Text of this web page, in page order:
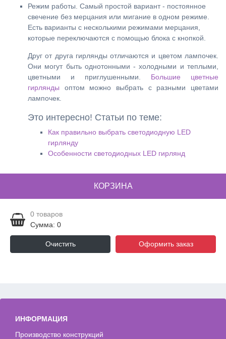
Режим работы. Самый простой вариант - постоянное
свечение без мерцания или мигание в одном режиме.
Есть варианты с несколькими режимами мерцания,
которые переключаются с помощью блока с кнопкой.
Друг от друга гирлянды отличаются и цветом лампочек.
Они могут быть однотонными - холодными и теплыми,
цветными и приглушенными. Большие цветные
гирлянды оптом можно выбрать с разными цветами
лампочек.
Это интересно! Статьи по теме:
Как правильно выбрать светодиодную LED
гирлянду
Особенности светодиодных LED гирлянд
КОРЗИНА
0 товаров
Сумма: 0
Очистить Оформить заказ
ИНФОРМАЦИЯ
Производство конструкций